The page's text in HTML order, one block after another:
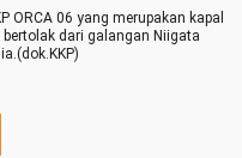
ORCA 06 yang merupakan kapal
dari galangan Niigata